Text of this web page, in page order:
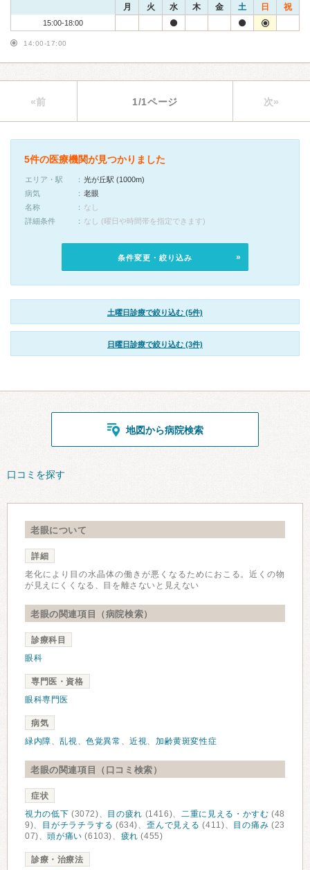
月 火 水 木 金 土 日 祝
15:00-18:00
14:00-17:00
«前 1/1ページ 次»
5件の医療機関が見つかりました
エリア・駅
光が丘駅 (1000m)
病気
老眼
名称
なし
詳細条件
なし (曜日や時間帯を指定できます)
条件変更・絞り込み
土曜日診療で絞り込む (5件)
日曜日診療で絞り込む (3件)
地図から病院検索
口コミを探す
老眼について
詳細
老化により目の水晶体の働きが悪くなるためにおこる。近くの物
が見えにくくなる、目を離さないと見えない
老眼の関連項目（病院検索）
診療科目
眼科
専門医・資格
眼科専門医
病気
緑内障、乱視、色覚異常 、近視、加齢黄斑変性症
老眼の関連項目（口コミ検索）
症状
視力の低下 (3072)、 目の疲れ (1416)、 二重に見える・かすむ (48
9)、
目がチラチラする (634)、歪んで見える (411)、 目の痛み (23
07)、頭が痛い (6103)、 疲れ (455)
診療・治療法